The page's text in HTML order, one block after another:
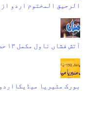
الرحیق المختوم اردو
آتش فشاں ناول مکمل ۱۳ حصے از اقبال کاظمی
بورک مٹیریا